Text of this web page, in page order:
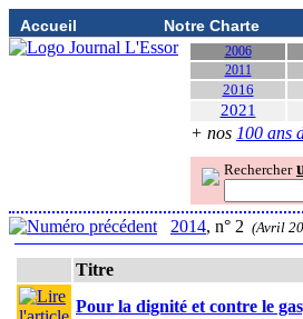
Accueil Notre Charte
2006
2011
2016
2021
+ nos 100 ans
Rechercher
2014, n° 2 (Avril
Titre
Pour la dignité et contre le